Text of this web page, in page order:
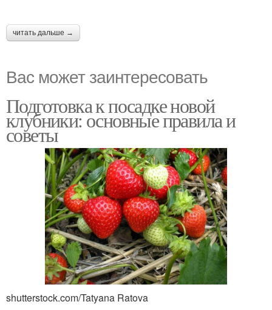
читать дальше →
Вас может заинтересовать
Подготовка к посадке новой
клубники: основные правила и
советы
shutterstock.com/Tatyana Ratova